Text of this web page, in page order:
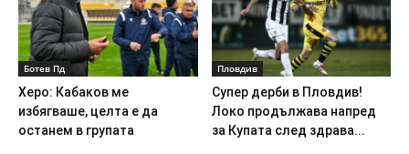
Ботев Пд
Херо: Кабаков ме
избягваше, целта е да
останем в групата
Пловдив
Супер дерби в Пловдив!
Локо продължава напред
за Купата след здрава...